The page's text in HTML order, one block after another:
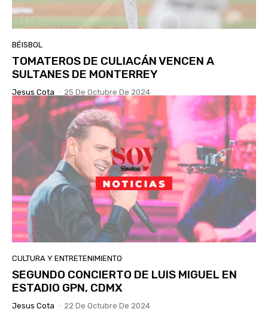
BÉISBOL
TOMATEROS DE CULIACÁN VENCEN A
SULTANES DE MONTERREY
Jesus Cota - 25 De Octubre De 2024
CULTURA Y ENTRETENIMIENTO
SEGUNDO CONCIERTO DE LUIS MIGUEL EN
ESTADIO GPN, CDMX
Jesus Cota - 22 De Octubre De 2024